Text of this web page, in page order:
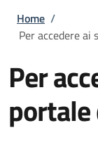
Briciole
Home /
Per accedere
Per